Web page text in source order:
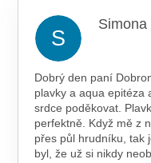
S
Simona
Dobrý den paní
plavky a aqua epitéza
srdce poděkovat.
perfektně. Když mě z
přes půl hrudníku, tak
byl, že už si nikdy